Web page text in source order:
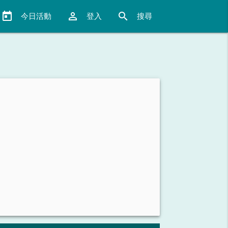
今日活動
today 登入
perm_identity 搜尋
search